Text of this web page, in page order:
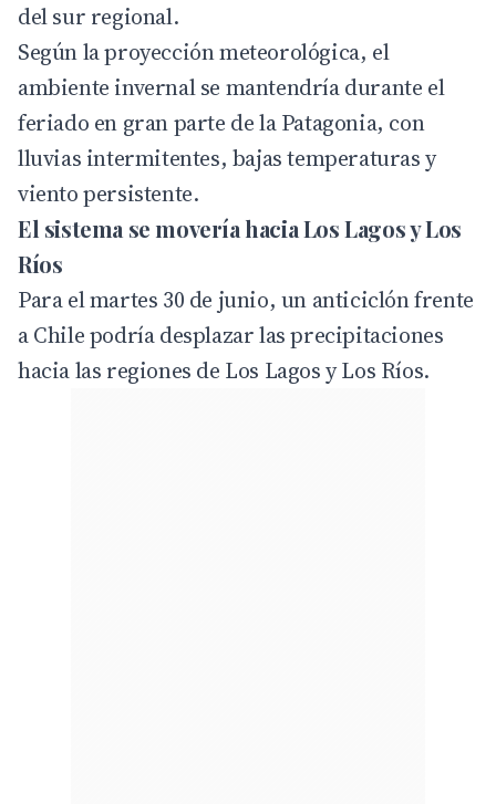
del sur regional.
Según la proyección meteorológica, el
ambiente invernal se mantendría durante el
feriado en gran parte de la Patagonia, con
lluvias intermitentes, bajas temperaturas y
viento persistente.
El sistema se movería hacia Los Lagos y Los
Ríos
Para el martes 30 de junio, un anticiclón frente
a Chile podría desplazar las precipitaciones
hacia las regiones de Los Lagos y Los Ríos.